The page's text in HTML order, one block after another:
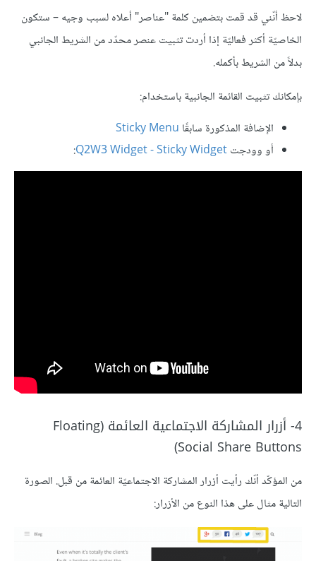
لاحظ أنّني قد قمت بتضمين كلمة "عناصر" أعلاه لسبب وجيه – ستكون
الخاصيّة أكثر فعاليّة إذا أردت تثبيت عنصر محدّد من الشريط الجانبي
بدلاً من الشريط بأكمله.
بإمكانك تثبيت القائمة الجانبية باستخدام:
الإضافة المذكورة سابقًا Sticky Menu
أو وودجتQ2W3 Widget - Sticky Widget
:
4- أزرار المشاركة الاجتماعية العائمة (Floating
Social Share Buttons)
من المؤكّد أنّك رأيت أزرار المشاركة الاجتماعيّة العائمة من قبل. الصورة
التالية مثال على هذا النوع من الأزرار: